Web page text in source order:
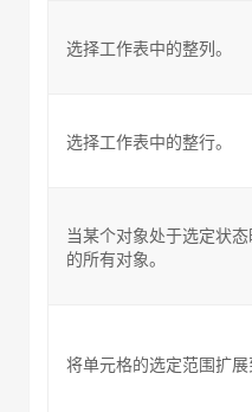
选择工作表中的整列。
选择工作表中的整行。
当某个对象处于选定状
的所有对象。
将单元格的选定范围扩展